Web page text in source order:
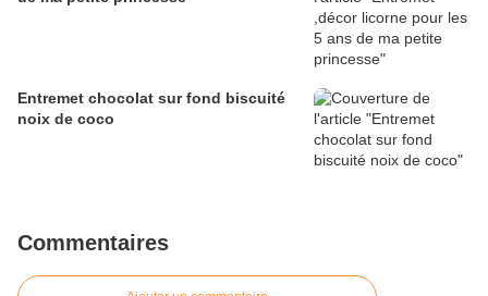
Entremet chocolat sur fond biscuité
noix de coco
Commentaires